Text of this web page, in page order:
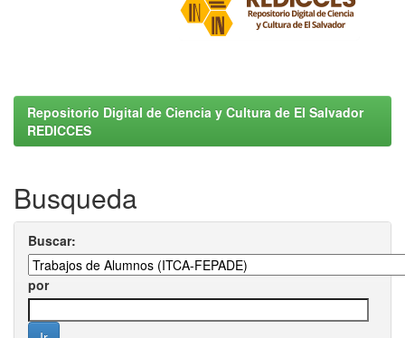
Repositorio Digital de Ciencia y Cultura de El Salvador
REDICCES
Busqueda
Buscar:
por